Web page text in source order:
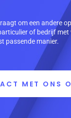
om een andere
of bedrijf
passende manier.
MET ONS